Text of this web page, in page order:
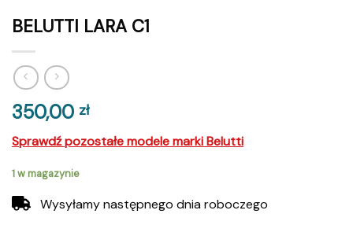
BELUTTI LARA C1
350,00 zł
Sprawdź pozostałe modele marki Belutti
1 w magazynie
Wysyłamy następnego dnia roboczego